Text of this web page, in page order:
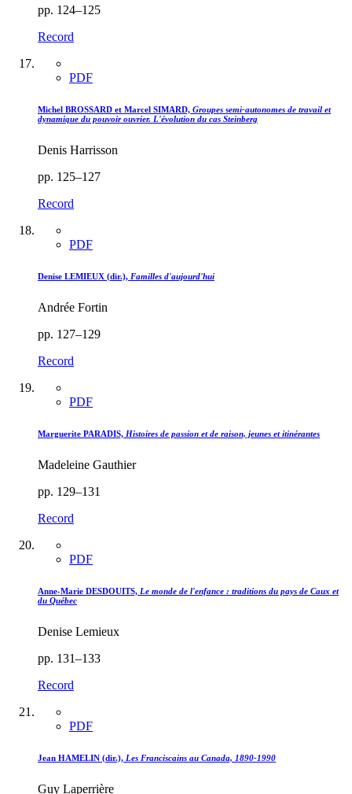
pp. 124–125
Record
PDF
Michel BROSSARD et Marcel SIMARD, Groupes semi-autonomes de travail et
dynamique du pouvoir ouvrier. L'évolution du cas Steinberg
Denis Harrisson
pp. 125–127
Record
PDF
Denise LEMIEUX (dir.), Familles d'aujourd'hui
Andrée Fortin
pp. 127–129
Record
PDF
Marguerite PARADIS, Histoires de passion et de raison, jeunes et itinérantes
Madeleine Gauthier
pp. 129–131
Record
PDF
Anne-Marie DESDOUITS, Le monde de l'enfance : traditions du pays de Caux et
du Québec
Denise Lemieux
pp. 131–133
Record
PDF
Jean HAMELIN (dir.), Les Franciscains au Canada, 1890-1990
Guy Laperrière